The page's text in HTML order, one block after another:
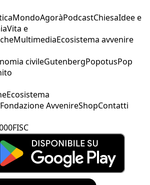
MondoAgoràPodcastChiesaIdee e
Vita e
MultimediaEcosistema avvenire
civileGutenbergPopotusPop
Ecosistema
Fondazione AvvenireShopContatti
FISC